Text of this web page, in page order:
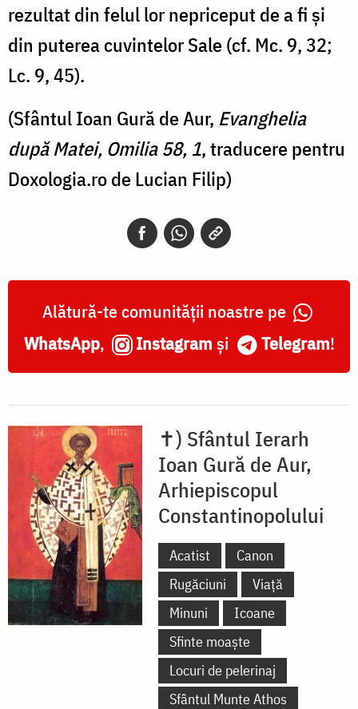
rezultat din felul lor nepriceput de a fi și
din puterea cuvintelor Sale (cf. Mc. 9, 32;
Lc. 9, 45).
(Sfântul Ioan Gură de Aur, Evanghelia
după Matei, Omilia 58, 1, traducere pentru
Doxologia.ro de Lucian Filip)
Alătură-te comunității noastre pe
WhatsApp, Instagram și Telegram!
✝) Sfântul Ierarh
Ioan Gură de Aur,
Arhiepiscopul
Constantinopolului
Acatist
Canon
Rugăciuni
Viață
Minuni
Icoane
Sfinte moaște
Locuri de pelerinaj
Sfântul Munte Athos